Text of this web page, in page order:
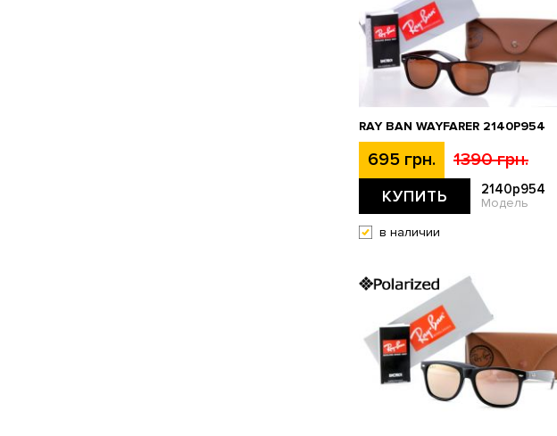
RAY BAN WAYFARER 2140P954
695 грн. 1390 грн.
КУПИТЬ 2140p954
Модель
в наличии